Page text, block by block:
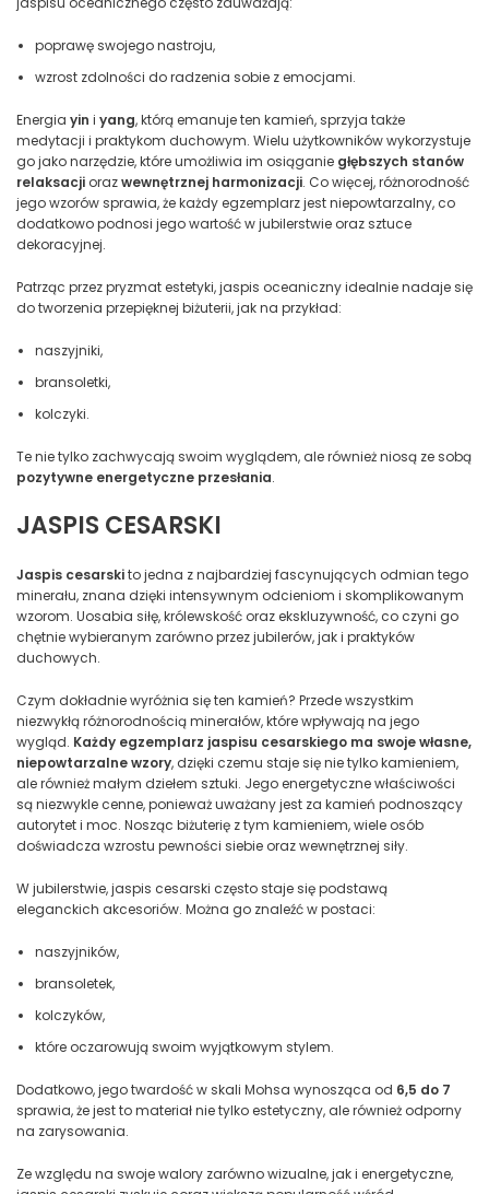
poprawę swojego nastroju,
wzrost zdolności do radzenia sobie z emocjami.
Energia yin i yang, którą emanuje ten kamień, sprzyja także
medytacji i praktykom duchowym. Wielu użytkowników wykorzystuje
go jako narzędzie, które umożliwia im osiąganie głębszych stanów
relaksacji orazwewnętrznej harmonizacji. Co więcej, różnorodność
jego wzorów sprawia, że każdy egzemplarz jest niepowtarzalny, co
dodatkowo podnosi jego wartość w jubilerstwie oraz sztuce
dekoracyjnej.
Patrząc przez pryzmat estetyki, jaspis oceaniczny idealnie nadaje się
do tworzenia przepięknej biżuterii, jak na przykład:
naszyjniki,
bransoletki,
kolczyki.
Te nie tylko zachwycają swoim wyglądem, ale również niosą ze sobą
pozytywne energetyczne przesłania.
JASPIS CESARSKI
Jaspis cesarskito jedna z najbardziej fascynujących odmian tego
minerału, znana dzięki intensywnym odcieniom i skomplikowanym
wzorom. Uosabia siłę, królewskość oraz ekskluzywność, co czyni go
chętnie wybieranym zarówno przez jubilerów, jak i praktyków
duchowych.
Czym dokładnie wyróżnia się ten kamień? Przede wszystkim
niezwykłą różnorodnością minerałów, które wpływają na jego
wygląd. Każdy egzemplarz jaspisu cesarskiego ma swoje własne,
niepowtarzalne wzory, dzięki czemu staje się nie tylko kamieniem,
ale również małym dziełem sztuki. Jego energetyczne właściwości
są niezwykle cenne, ponieważ uważany jest za kamień podnoszący
autorytet i moc. Nosząc biżuterię z tym kamieniem, wiele osób
doświadcza wzrostu pewności siebie oraz wewnętrznej siły.
W jubilerstwie, jaspis cesarski często staje się podstawą
eleganckich akcesoriów. Można go znaleźć w postaci:
naszyjników,
bransoletek,
kolczyków,
które oczarowują swoim wyjątkowym stylem.
Dodatkowo, jego twardość w skali Mohsa wynosząca od 6,5 do 7
sprawia, że jest to materiał nie tylko estetyczny, ale również odporny
na zarysowania.
Ze względu na swoje walory zarówno wizualne, jak i energetyczne,